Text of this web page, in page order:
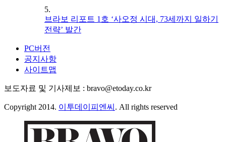
5.
브라보 리포트 1호 ‘사오정 시대, 73세까지 일하기
전략’ 발간
PC버전
공지사항
사이트맵
보도자료 및 기사제보 : bravo@etoday.co.kr
Copyright 2014. 이투데이피엔씨 . All rights reserved